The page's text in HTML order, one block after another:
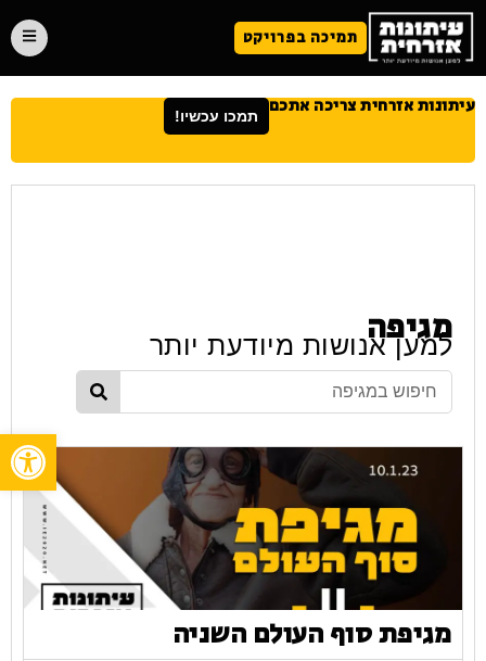
תמיכה בפרויקט
עיתונות אזרחית צריכה אתכם תמכו עכשיו!
מגיפה
למען אנושות מיודעת יותר
מגיפת סוף העולם השניה